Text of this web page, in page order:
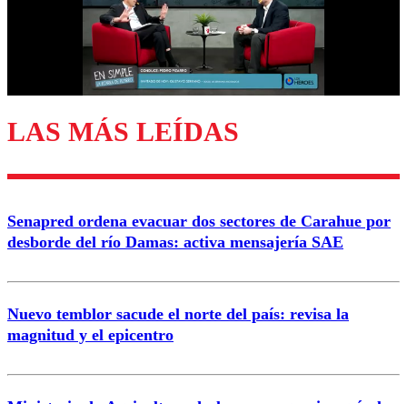
Enviar comentario
LAS MÁS LEÍDAS
Senapred ordena evacuar dos sectores de Carahue por
desborde del río Damas: activa mensajería SAE
Nuevo temblor sacude el norte del país: revisa la
magnitud y el epicentro